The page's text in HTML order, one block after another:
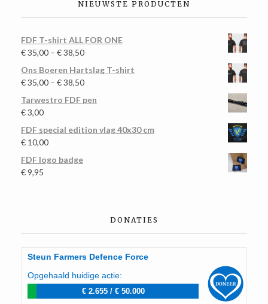
NIEUWSTE PRODUCTEN
FDF T-shirt ALL FOR ONE
€35,00 – €38,50
Ons Boeren Hartslag T-shirt
€35,00 – €38,50
Tarwestro FDF pen
€3,00
FDF special edition vlag 40x30 cm
€ 10,00
FDF logo badge
€9,95
DONATIES
Steun Farmers Defence Force
Opgehaald huidige actie:
€ 2.655/ € 50.000